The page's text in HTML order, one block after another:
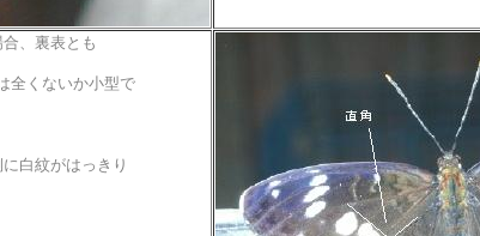
、裏表とも
全くないか小型で
白紋がはっきり